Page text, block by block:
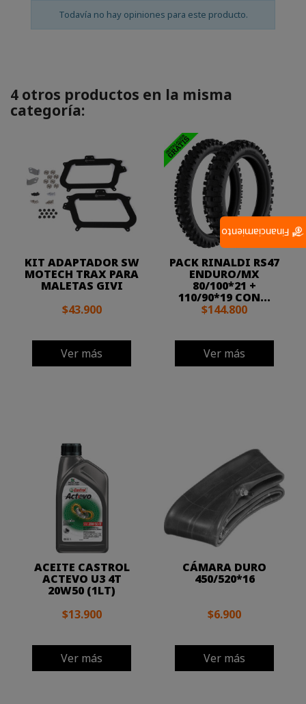
Todavía no hay opiniones para este producto.
4 otros productos en la misma
categoría:
KIT ADAPTADOR SW
MOTECH TRAX PARA
MALETAS GIVI
$43.900
Ver más
PACK RINALDI RS47
ENDURO/MX
80/100*21 +
110/90*19 CON...
$144.800
Ver más
ACEITE CASTROL
ACTEVO U3 4T
20W50 (1LT)
$13.900
Ver más
CÁMARA DURO
450/520*16
$6.900
Ver más
Financiamiento